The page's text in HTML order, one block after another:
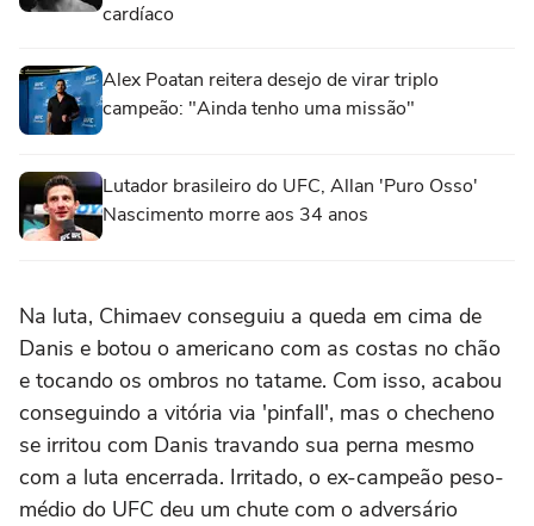
cardíaco
Alex Poatan reitera desejo de virar triplo
campeão: "Ainda tenho uma missão"
Lutador brasileiro do UFC, Allan 'Puro Osso'
Nascimento morre aos 34 anos
Na luta, Chimaev conseguiu a queda em cima de
Danis e botou o americano com as costas no chão
e tocando os ombros no tatame. Com isso, acabou
conseguindo a vitória via 'pinfall', mas o checheno
se irritou com Danis travando sua perna mesmo
com a luta encerrada. Irritado, o ex-campeão peso-
médio do UFC deu um chute com o adversário